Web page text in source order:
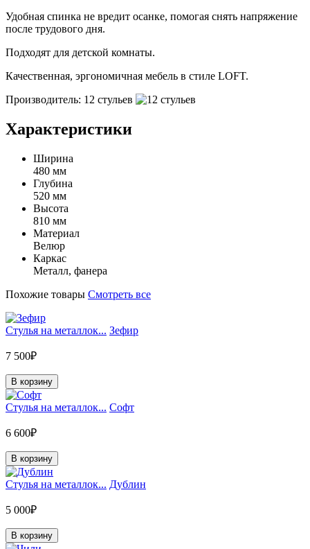
Удобная спинка не вредит осанке, помогая снять напряжение
после трудового дня.
Подходят для детской комнаты.
Качественная, эргономичная мебель в стиле LOFT.
Производитель: 12 стульев
Характеристики
Ширина
480 мм
Глубина
520 мм
Высота
810 мм
Материал
Велюр
Каркас
Металл, фанера
Похожие товары Смотреть все
Стулья на металлок... Зефир
7 500₽
В корзину
Стулья на металлок... Софт
6 600₽
В корзину
Стулья на металлок... Дублин
5 000₽
В корзину